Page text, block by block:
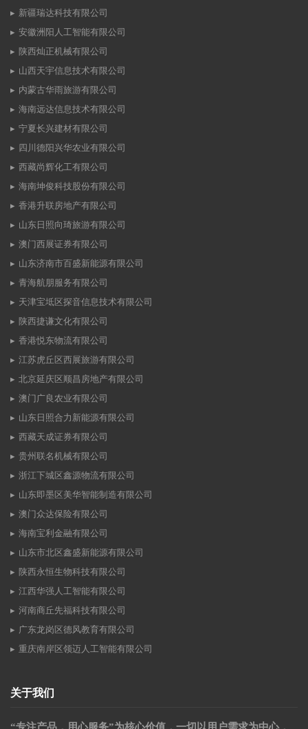
新疆瑞达科技有限公司
安徽洲阳人工智能有限公司
陕西灿正机械有限公司
山西天宇信息技术有限公司
内蒙古华雨旅游有限公司
海南远达信息技术有限公司
宁夏长兴建材有限公司
四川德阳兴华农业有限公司
西藏尚辉化工有限公司
海南坤俊科技股份有限公司
香港升联房地产有限公司
山东日照向琦旅游有限公司
澳门西展证券有限公司
山东济南市百盛新能源有限公司
青海航朋服务有限公司
天津宝坻区探音信息技术有限公司
陕西捷谦文化有限公司
香港悦东物流有限公司
江苏虎丘区西展旅游有限公司
北京延庆区顺昌房地产有限公司
澳门广良农业有限公司
山东日照合力新能源有限公司
西藏天成证券有限公司
贵州联名机械有限公司
浙江下城区鑫源物流有限公司
山东即墨区美华智能制造有限公司
澳门众达保险有限公司
海南宝利金融有限公司
山东市北区鑫盛新能源有限公司
陕西永恒生物科技有限公司
江西华强人工智能有限公司
河南商丘先福科技有限公司
广东龙岗区德风教育有限公司
重庆南岸区领迈人工智能有限公司
关于我们